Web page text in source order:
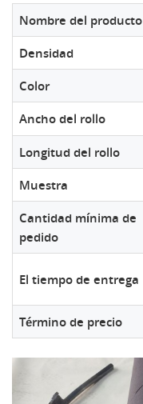
Nombre del producto
Densidad
Color
Ancho del rollo
Longitud del rollo
Muestra
Cantidad mínima de
pedido
El tiempo de entrega
Término de precio